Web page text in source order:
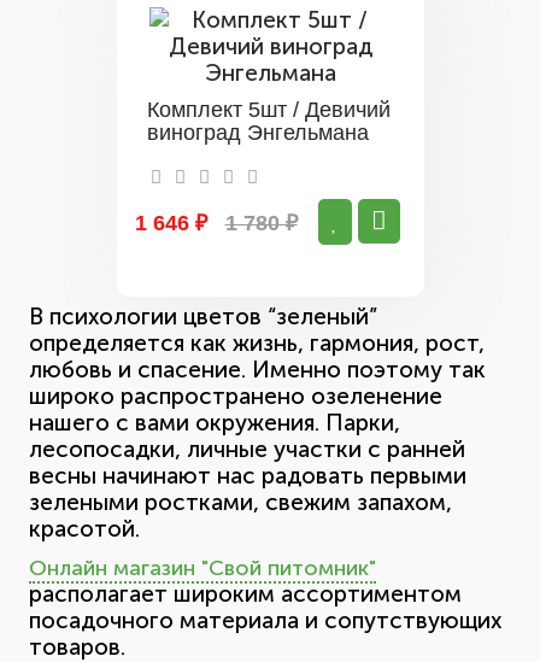
Комплект 5шт / Девичий
виноград Энгельмана
1 646 ₽ 1 780 ₽
В психологии цветов “зеленый”
определяется как жизнь, гармония, рост,
любовь и спасение. Именно поэтому так
широко распространено озеленение
нашего с вами окружения. Парки,
лесопосадки, личные участки с ранней
весны начинают нас радовать первыми
зелеными ростками, свежим запахом,
красотой.
Онлайн магазин "Свой питомник"
располагает широким ассортиментом
посадочного материала и сопутствующих
товаров.